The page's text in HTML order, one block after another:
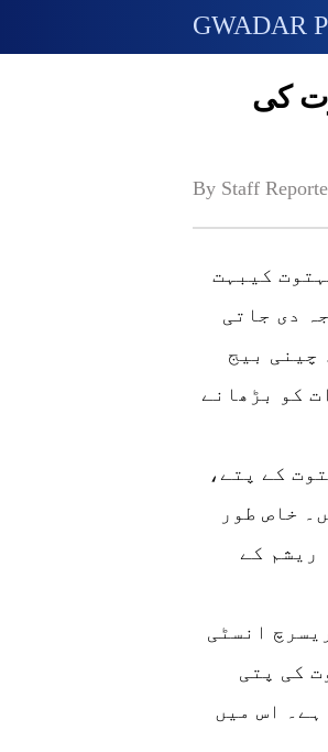
GWADAR
کی
By Staff
کیبہت
دی جاتی
چینی بیج
کو بڑھانے
کے پتے،
خاص طور
ریشم کے
کی پتی
اس میں